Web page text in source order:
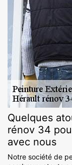
Quelques
rénov 34
avec nous
Notre société de